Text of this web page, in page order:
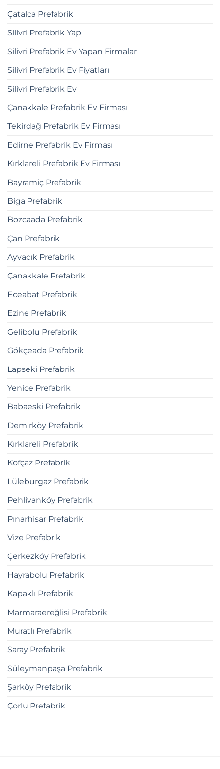
Çatalca Prefabrik
Silivri Prefabrik Yapı
Silivri Prefabrik Ev Yapan Firmalar
Silivri Prefabrik Ev Fiyatları
Silivri Prefabrik Ev
Çanakkale Prefabrik Ev Firması
Tekirdağ Prefabrik Ev Firması
Edirne Prefabrik Ev Firması
Kırklareli Prefabrik Ev Firması
Bayramiç Prefabrik
Biga Prefabrik
Bozcaada Prefabrik
Çan Prefabrik
Ayvacık Prefabrik
Çanakkale Prefabrik
Eceabat Prefabrik
Ezine Prefabrik
Gelibolu Prefabrik
Gökçeada Prefabrik
Lapseki Prefabrik
Yenice Prefabrik
Babaeski Prefabrik
Demirköy Prefabrik
Kırklareli Prefabrik
Kofçaz Prefabrik
Lüleburgaz Prefabrik
Pehlivanköy Prefabrik
Pınarhisar Prefabrik
Vize Prefabrik
Çerkezköy Prefabrik
Hayrabolu Prefabrik
Kapaklı Prefabrik
Marmaraereğlisi Prefabrik
Muratlı Prefabrik
Saray Prefabrik
Süleymanpaşa Prefabrik
Şarköy Prefabrik
Çorlu Prefabrik